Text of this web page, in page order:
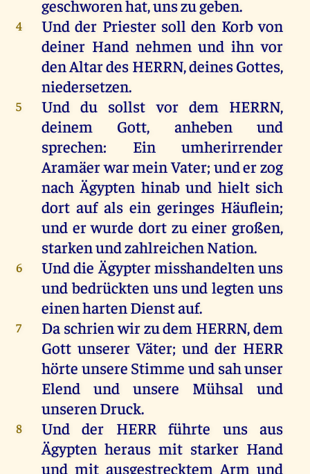
geschworenhat,unszugeben.
4 Und der Priester soll den Korb von
deiner Hand nehmen und ihn vor
denAltardes HERRN,deinesGottes,
niedersetzen.
5 Und du sollst vor dem HERRN,
deinem
Gott, anheben
und
sprechen: Einumherirrender
AramäerwarmeinVater; underzog
nach Ägypten hinab und hielt sich
dort auf als ein geringes Häuflein;
und er wurde dort zu einer großen,
starkenundzahlreichen Nation.
6 Unddie Ägyptermisshandeltenuns
undbedrückten uns und legten uns
einenhartenDienstauf.
7 Da schrienwirzudem HERRN,dem
Gott unserer Väter;und der HERR
hörte unsere Stimme und sahunser
Elend
und unsere Mühsal
und
unseren Druck.
8 Und der HERR führte uns
aus
Ägypten heraus mit starker Hand
und mit ausgestrecktem Arm und